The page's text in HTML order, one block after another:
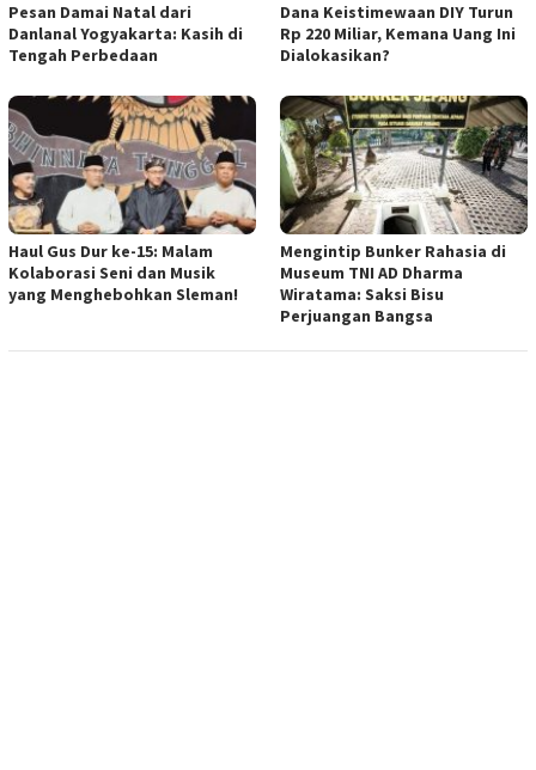
Pesan Damai Natal dari
Danlanal Yogyakarta: Kasih di
Tengah Perbedaan
Dana Keistimewaan DIY Turun
Rp 220 Miliar, Kemana Uang Ini
Dialokasikan?
Haul Gus Dur ke-15: Malam
Kolaborasi Seni dan Musik
yang Menghebohkan Sleman!
Mengintip Bunker Rahasia di
Museum TNI AD Dharma
Wiratama: Saksi Bisu
Perjuangan Bangsa